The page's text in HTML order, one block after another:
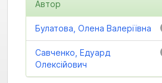
Автор
Булатова, Олена Валеріївна
Савченко, Едуард
Олексійович